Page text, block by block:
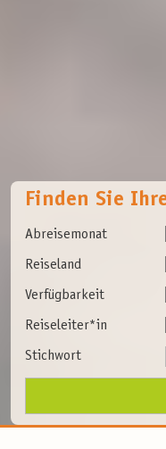
Finden Sie
Abreisemonat
Reiseland
Verfügbarkeit
Reiseleiter*in
Stichwort